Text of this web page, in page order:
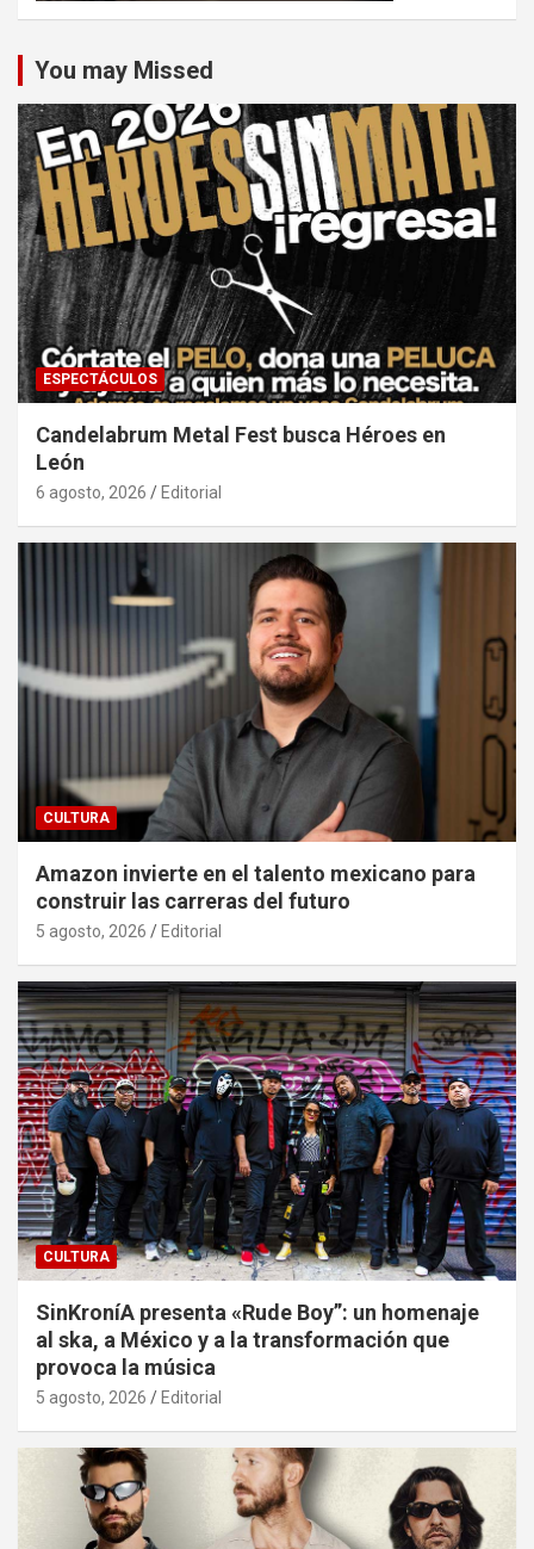
You may Missed
ESPECTÁCULOS
Candelabrum Metal Fest busca Héroes en
León
6 agosto, 2026 Editorial
CULTURA
Amazon invierte en el talento mexicano para
construir las carreras del futuro
5 agosto, 2026 Editorial
CULTURA
SinKroníA presenta «Rude Boy”: un homenaje
al ska, a México y a la transformación que
provoca la música
5 agosto, 2026 Editorial